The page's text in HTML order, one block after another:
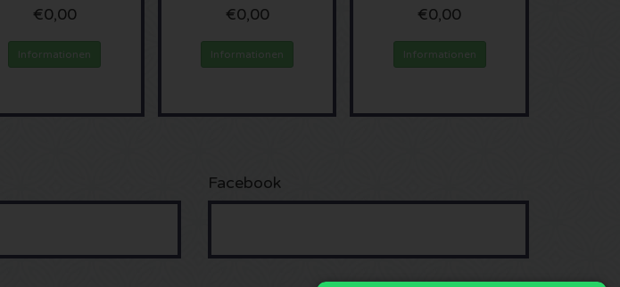
€0,00
Informationen
€0,00
Informationen
€0,00
Informationen
Facebook